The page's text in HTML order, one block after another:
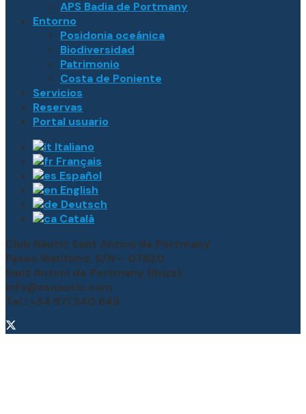
APS Badia de Portmany
Entorno
Posidonia oceánica
Biodiversidad
Patrimonio
Costa de Poniente
Servicios
Reservas
Portal usuario
Italiano
Français
Español
English
Deutsch
Català
Club Nàutic Sant Antoni de Portmany
Paseo Marítimo, S/N – 07820
Sant Antoni de Portmany (Ibiza)
info@esnautic.com
Tel.: +34 971 340 645